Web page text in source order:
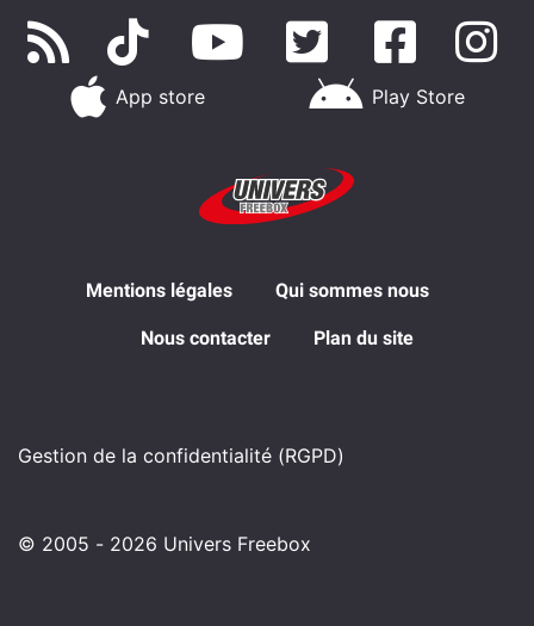
App store Play Store
Mentions légales Qui sommes nous
Nous contacter Plan du site
Gestion de la confidentialité (RGPD)
© 2005 - 2026 Univers Freebox